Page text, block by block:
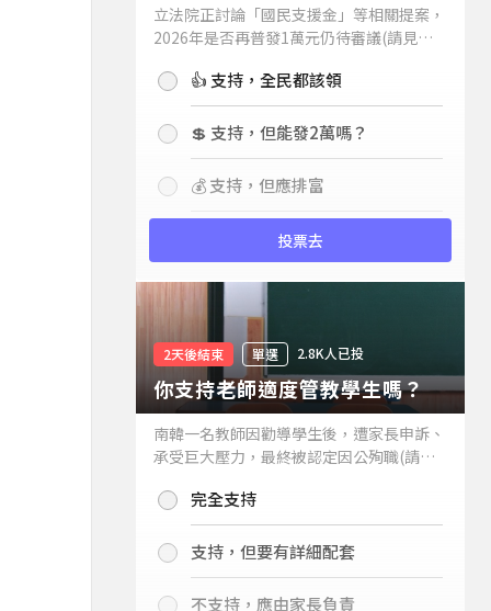
立法院正討論「國民支援金」等相關提案，
2026年是否再普發1萬元仍待審議(請見下
持嗎？👍 支持，全民都該領
💲 支持，但能發2萬嗎？
💰 支持，但應排富
投票去
2天後結束 單選 2.8K人已投
你支持老師適度管教學生嗎？
南韓一名教師因勸導學生後，遭家長申訴、
承受巨大壓力，最終被認定因公殉職(請見
你支持老師適度管教學生嗎？
完全支持
支持，但要有詳細配套
不支持，應由家長負責